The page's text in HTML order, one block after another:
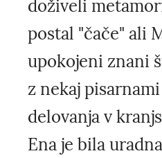
doživeli
postal "čače" ali
upokojeni znani
z nekaj
delovanja v
Ena je bila